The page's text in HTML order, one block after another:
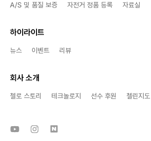
A/S 및 품질 보증 자전거 정품 등록 자료실
하이라이트
뉴스 이벤트 리뷰
회사 소개
첼로 스토리 테크놀로지 선수 후원 첼린지도